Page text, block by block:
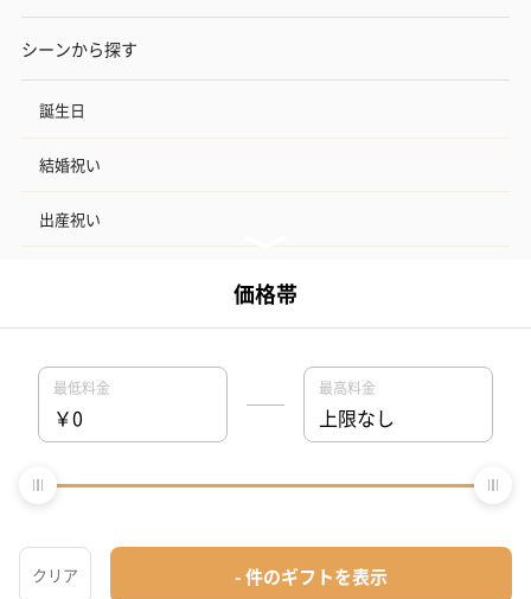
シーンから探す
誕生日
結婚祝い
出産祝い
記念日
結婚記念日
お礼
結婚内祝い
出産内祝い